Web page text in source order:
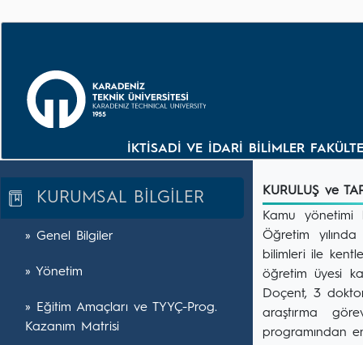
İKTİSADİ VE İDARİ BİLİMLER
KURUMSAL BİLGİLER
» Genel Bilgiler
» Yönetim
» Eğitim Amaçları ve TYYÇ-Prog.
Kazanım Matrisi
KURULUŞ ve
Kamu yönetimi
Öğretim
bilimleri ile
öğretim üyesi
Doçent, 3
araştırma
programından